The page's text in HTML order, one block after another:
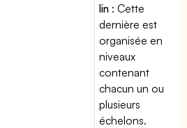
lin : Cette
dernière est
organisée en
niveaux
contenant
chacun un ou
plusieurs
échelons.